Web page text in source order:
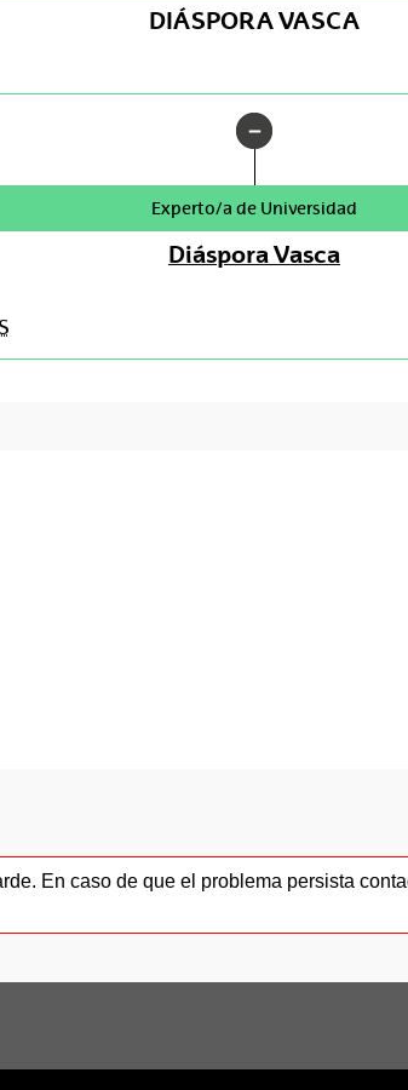
DIÁSPORA VASCA
Experto/a de Universidad
Diáspora Vasca
En caso de que el problema persista